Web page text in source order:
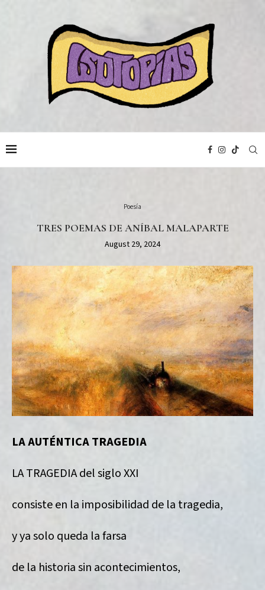
Poesía
TRES POEMAS DE ANÍBAL MALAPARTE
August 29, 2024
LA AUTÉNTICA TRAGEDIA
LA TRAGEDIA del siglo XXI
consiste en la imposibilidad de la tragedia,
y ya solo queda la farsa
de la historia sin acontecimientos,